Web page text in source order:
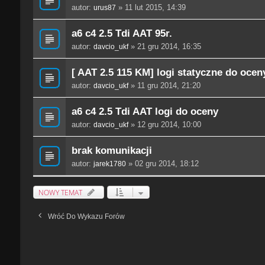
autor: urus87 » 11 lut 2015, 14:39
a6 c4 2.5 Tdi AAT 95r.
autor: davcio_ukf» 21 gru 2014, 16:35
[ AAT 2.5 115 KM] logi statyczne do
autor: davcio_ukf» 11 gru 2014, 21:20
a6 c4 2.5 Tdi AAT logi do oceny
autor: davcio_ukf» 12 gru 2014, 10:00
brak komunikacji
autor: jarek1780» 02 gru 2014, 18:12
NOWY TEMAT
Wróć Do Wykazu Forów